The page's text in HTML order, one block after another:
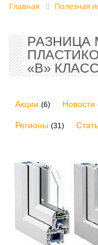
Главная Полезная
РАЗНИЦА
«В»
Акции (6) Новости
Регионы (31)